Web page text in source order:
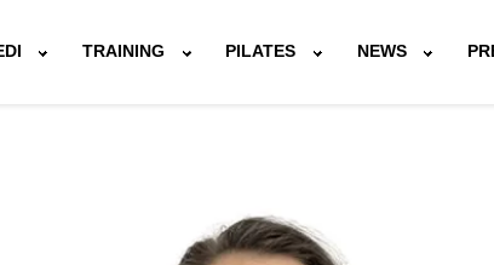
TRAINING PILATES NEWS